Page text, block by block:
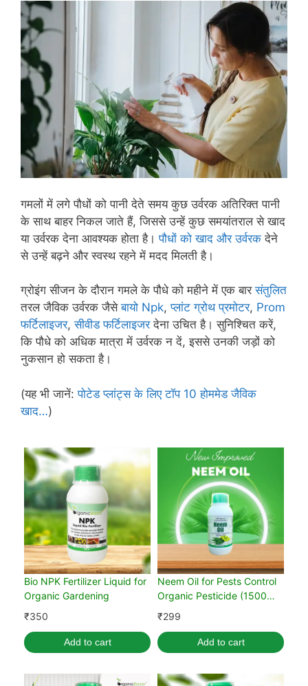
गमलों में लगे पौधों को पानी देते समय कुछ उर्वरक अतिरिक्त पानी
के साथ बाहर निकल जाते हैं, जिससे उन्हें कुछ समयांतराल से खाद
या उर्वरक देना आवश्यक होता है।पौधों को खाद और उर्वरक देने
से उन्हें बढ़ने और स्वस्थ रहने में मदद मिलती है।
ग्रोइंग सीजन के दौरान गमले के पौधे को महीने में एक बारसंतुलित
तरल जैविक उर्वरक जैसेबायो Npk,प्लांट ग्रोथ प्रमोटर, Prom
फर्टिलाइजर,सीवीड फर्टिलाइजरदेना उचित है। सुनिश्चित करें,
कि पौधे को अधिक मात्रा में उर्वरक न दें, इससे उनकी जड़ों को
नुकसान हो सकता है।
(यह भी जानें:पोटेड प्लांट्स के लिए टॉप 10 होममेड जैविक
खाद…)
Bio NPK Fertilizer Liquid for
Organic Gardening
₹350
Add to cart
Neem Oil for Pests Control
Organic Pesticide (1500
PPM)
₹299
Add to cart